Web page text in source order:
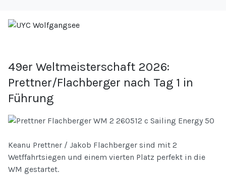
49er Weltmeisterschaft 2026:
Prettner/Flachberger nach Tag 1 in
Führung
Keanu Prettner / Jakob Flachberger sind mit 2
Wetffahrtsiegen und einem vierten Platz perfekt in die
WM gestartet.